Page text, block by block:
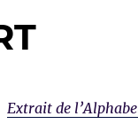
Extrait de